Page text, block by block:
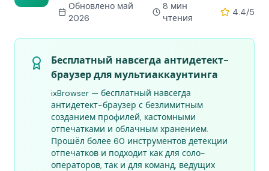
Обновлено май
2026
8 мин
чтения
4.4/5
Бесплатный навсегда антидетект-
браузер для мультиаккаунтинга
ixBrowser — бесплатный навсегда
антидетект-браузер с безлимитным
созданием профилей, кастомными
отпечатками и облачным хранением.
Прошёл более 60 инструментов детекции
отпечатков и подходит как для соло-
операторов, так и для команд, ведущих